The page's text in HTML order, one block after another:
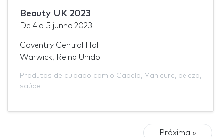
Beauty UK 2023
De 4 a 5 junho 2023
Coventry Central Hall
Warwick, Reino Unido
Produtos de cuidado com o Cabelo, Manicure, beleza,
saúde
Próxima »